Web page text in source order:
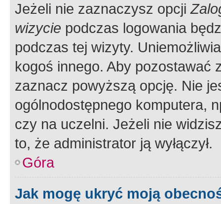
Jeżeli nie zaznaczysz opcji
wizycie podczas logowania
podczas tej wizyty.
kogoś innego. Aby pozostawać
zaznacz powyższą opcję. Nie
ogólnodostępnego komputera,
czy na uczelni. Jeżeli nie
to, że administrator ją wyłączył.
Góra
Jak mogę ukryć moją